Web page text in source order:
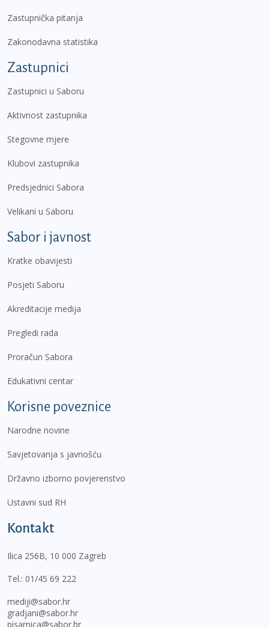
Zastupnička pitanja
Zakonodavna statistika
Zastupnici
Zastupnici u Saboru
Aktivnost zastupnika
Stegovne mjere
Klubovi zastupnika
Predsjednici Sabora
Velikani u Saboru
Sabor i javnost
Kratke obavijesti
Posjeti Saboru
Akreditacije medija
Pregledi rada
Proračun Sabora
Edukativni centar
Korisne poveznice
Narodne novine
Savjetovanja s javnošću
Državno izborno povjerenstvo
Ustavni sud RH
Kontakt
Ilica 256B, 10 000 Zagreb
Tel.: 01/45 69 222
mediji@sabor.hr
gradjani@sabor.hr
pisarnica@sabor.hr